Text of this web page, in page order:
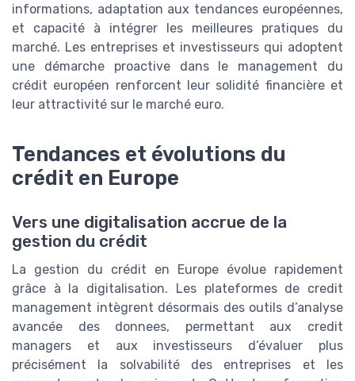
informations, adaptation aux tendances européennes,
et capacité à intégrer les meilleures pratiques du
marché. Les entreprises et investisseurs qui adoptent
une démarche proactive dans le management du
crédit européen renforcent leur solidité financière et
leur attractivité sur le marché euro.
Tendances et évolutions du
crédit en Europe
Vers une digitalisation accrue de la
gestion du crédit
La gestion du crédit en Europe évolue rapidement
grâce à la digitalisation. Les plateformes de credit
management intègrent désormais des outils d’analyse
avancée des donnees, permettant aux credit
managers et aux investisseurs d’évaluer plus
précisément la solvabilité des entreprises et les